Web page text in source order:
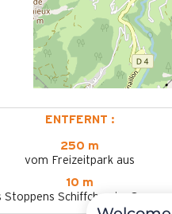
ENTFERNT :
250 m
vom Freizeitpark aus
10 m
Stoppens Schiffchen im Sommer